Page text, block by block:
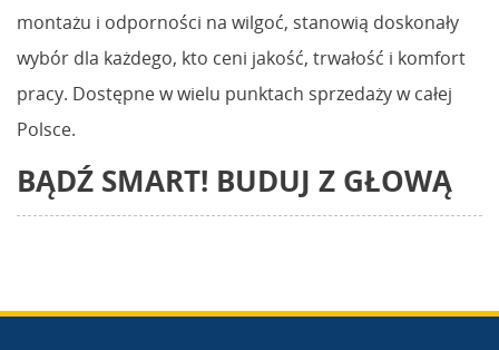
montażu i odporności na wilgoć, stanowią doskonały
wybór dla każdego, kto ceni jakość, trwałość i komfort
pracy. Dostępne w wielu punktach sprzedaży w całej
Polsce.
BĄDŹ SMART! BUDUJ Z GŁOWĄ